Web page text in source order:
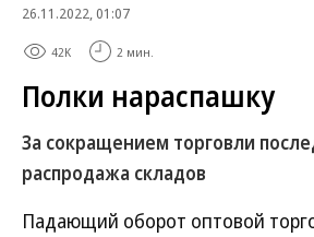
26.11.2022, 01:07
42K 2 мин.
Полки нараспашку
За сокращением торговли
распродажа складов
Падающий оборот оптовой